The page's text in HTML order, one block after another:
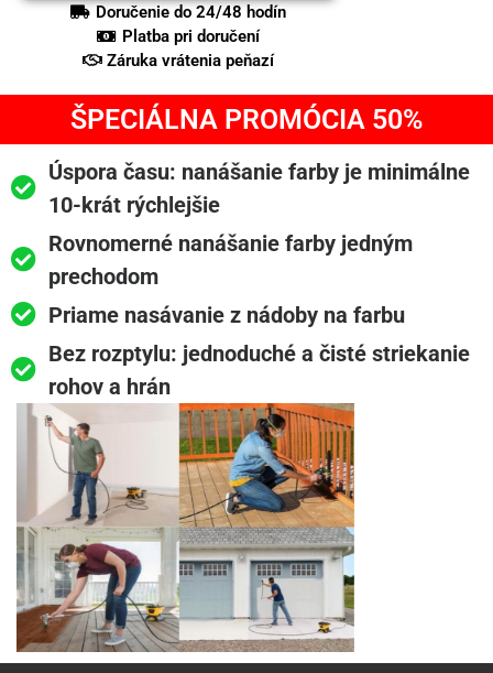
Doručenie do 24/48 hodín
Platba pri doručení
Záruka vrátenia peňazí
ŠPECIÁLNA PROMÓCIA 50%
Úspora času: nanášanie farby je minimálne
10-krát rýchlejšie
Rovnomerné nanášanie farby jedným
prechodom
Priame nasávanie z nádoby na farbu
Bez rozptylu: jednoduché a čisté striekanie
rohov a hrán